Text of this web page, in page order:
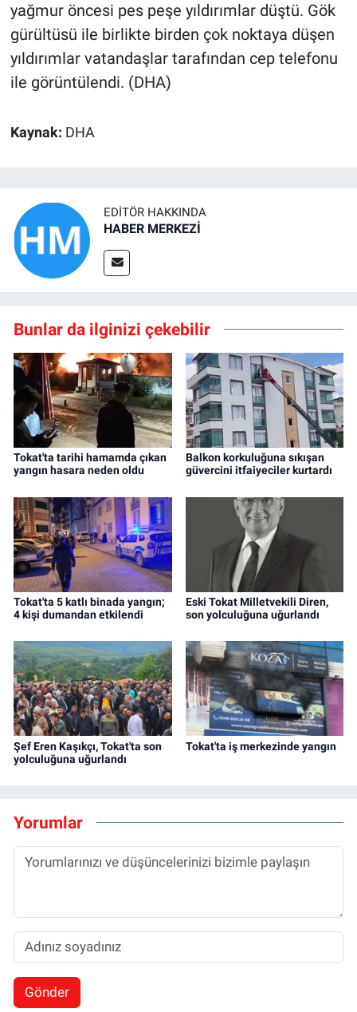
yağmur öncesi pes peşe yıldırımlar düştü. Gök
gürültüsü ile birlikte birden çok noktaya düşen
yıldırımlar vatandaşlar tarafından cep telefonu
ile görüntülendi. (DHA)
Kaynak: DHA
EDITÖR HAKKINDA
HABER MERKEZİ
Bunlar da ilginizi çekebilir
Tokat'ta tarihi hamamda çıkan
yangın hasara neden oldu
Balkon korkuluğuna sıkışan
güvercini itfaiyeciler kurtardı
Tokat'ta 5 katlı binada yangın;
4 kişi dumandan etkilendi
Eski Tokat Milletvekili Diren,
son yolculuğuna uğurlandı
Şef Eren Kaşıkçı, Tokat'ta son
yolculuğuna uğurlandı
Tokat'ta iş merkezinde yangın
Yorumlar
Gönder